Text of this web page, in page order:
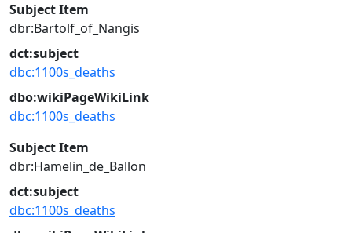
Subject Item
dbr:Bartolf_of_Nangis
dct:subject
dbc:1100s_deaths
dbo:wikiPageWikiLink
dbc:1100s_deaths
Subject Item
dbr:Hamelin_de_Ballon
dct:subject
dbc:1100s_deaths